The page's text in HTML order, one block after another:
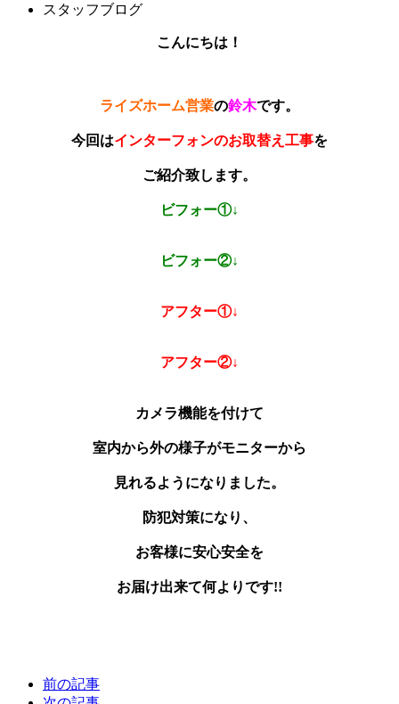
スタッフブログ
こんにちは！
ライズホーム営業の鈴木です。
今回はインターフォンのお取替え工事を
ご紹介致します。
ビフォー①↓
ビフォー②↓
アフター①↓
アフター②↓
カメラ機能を付けて
室内から外の様子がモニターから
見れるようになりました。
防犯対策になり、
お客様に安心安全を
お届け出来て何よりです!!
前の記事